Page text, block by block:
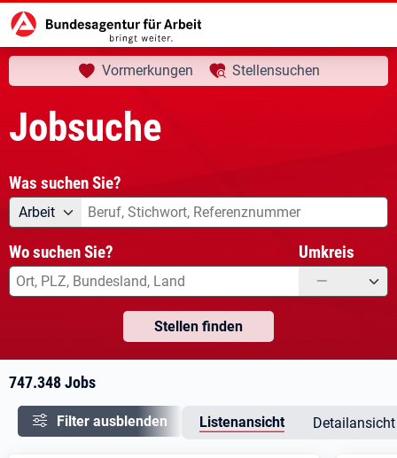
Startseite Jobsuche aktuelle Seite:
Ihre Suche
Vormerkungen Stellensuchen
Jobsuche
Was suchen Sie?
Angebotsart
Arbeit Was suchen Sie?
Wo suchen Sie? Umkreis
—
Stellen finden
747.348 Jobs
Filter ausblenden Listenansicht Detailansicht